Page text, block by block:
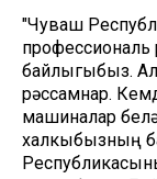
"Чуваш
профессиональ
байлыгыбыз.
рәссамнар.
машиналар
халкыбызның